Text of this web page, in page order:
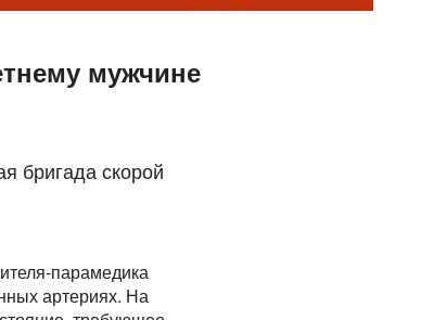
мужчине
бригада скорой
парамедика
артериях. На